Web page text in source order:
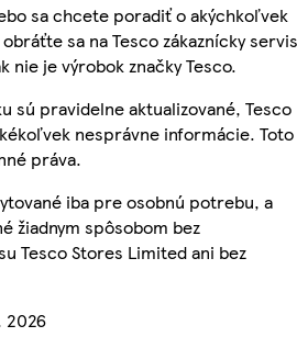
sa chcete poradiť o akýchkoľvek
sa na Tesco zákaznícky
nie je výrobok značky Tesco.
sú pravidelne aktualizované, Tesco
nesprávne informácie. Toto
práva.
iba pre osobnú potrebu, a
žiadnym spôsobom bez
Tesco Stores Limited ani bez
2026